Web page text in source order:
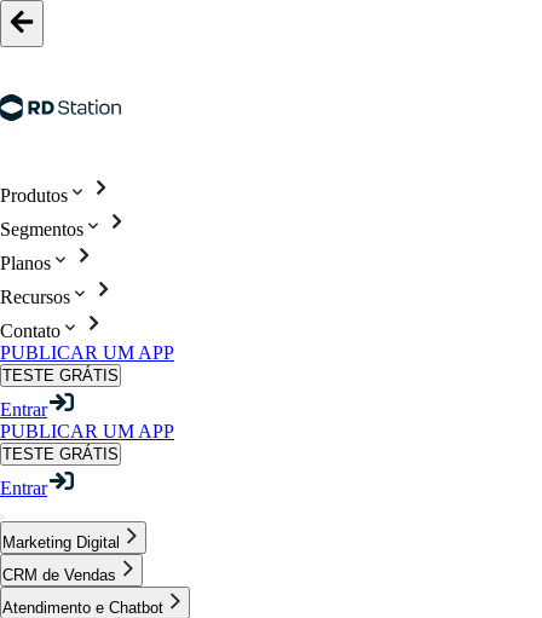
Produtos
Segmentos
Planos
Recursos
Contato
PUBLICAR UM APP
TESTE GRÁTIS
Entrar
PUBLICAR UM APP
TESTE GRÁTIS
Entrar
Marketing Digital
CRM de Vendas
Atendimento e Chatbot